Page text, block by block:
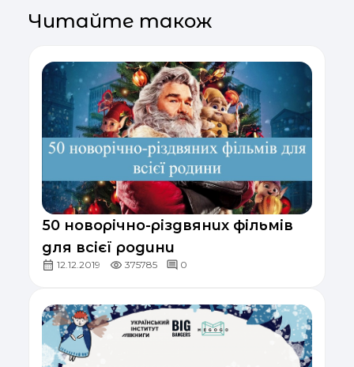
Читайте також
50 новорічно-різдвяних фільмів
для всієї родини
12.12.2019 375785 0